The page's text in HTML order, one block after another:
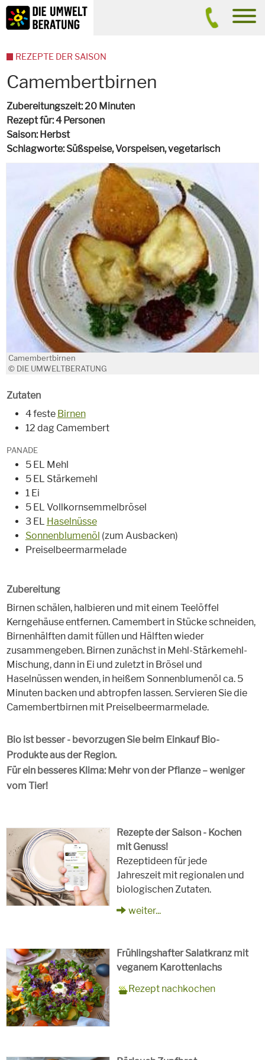
Inhalt
Suche
Camembertbirnen
Zubereitungszeit 20 Minuten
Rezept für 4 Personen
Saison Herbst
Schlagworte Süßspeise, Vorspeisen,vegetarisch
Camembertbirnen
© DIE UMWELTBERATUNG
Zutaten
4 feste Birnen
12 dag Camembert
PANADE
5 EL Mehl
5 EL Stärkemehl
1 Ei
5 EL Vollkornsemmelbrösel
3 EL Haselnüsse
Sonnenblumenöl (zum Ausbacken)
Preiselbeermarmelade
Zubereitung
Birnen schälen, halbieren und mit einem Teelöffel
Kerngehäuse entfernen. Camembert in Stücke schneiden,
Birnenhälften damit füllen und Hälften wieder
zusammengeben. Birnen zunächst in Mehl-Stärkemehl-
Mischung, dann in Ei und zuletzt in Brösel und
Haselnüssen wenden, in heißem Sonnenblumenöl ca. 5
Minuten backen und abtropfen lassen. Servieren Sie die
Camembertbirnen mit Preiselbeermarmelade.
Bio ist besser - bevorzugen Sie beim Einkauf Bio-
Produkte aus der Region.
Für ein besseres Klima: Mehr von der Pflanze – weniger
vom Tier!
Rezepte der Saison - Kochen
mit Genuss!
Rezeptideen für jede
Jahreszeit mit regionalen und
biologischen Zutaten.
weiter...
Frühlingshafter Salatkranz mit
veganem Karottenlachs
für
Schlagworte
Beilagen, Hauptspeisen, Jause,
Rezept nachkochen
REZEPTE DER SAISON